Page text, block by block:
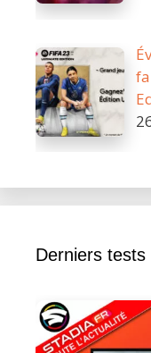
Derniers tests